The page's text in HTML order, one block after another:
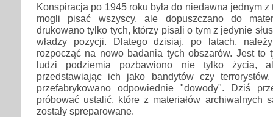
Konspiracja po 1945 roku była do niedawna jednym z
mogli pisać wszyscy, ale dopuszczano do
drukowano tylko tych, którzy pisali o tym z jedynie
władzy pozycji. Dlatego dzisiaj, po latach,
rozpocząć na nowo badania tych obszarów. Jest to
ludzi podziemia pozbawiono nie tylko życia,
przedstawiając ich jako bandytów czy
przefabrykowano odpowiednie "dowody". Dziś
próbować ustalić, które z materiałów archiwalnych
zostały spreparowane.